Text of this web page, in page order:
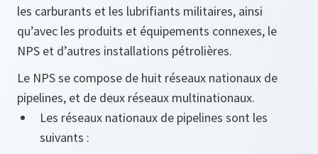
les carburants et les lubrifiants militaires, ainsi
qu’avec les produits et équipements connexes, le
NPS et d’autres installations pétrolières.
Le NPS se compose de huit réseaux nationaux de
pipelines, et de deux réseaux multinationaux.
Les réseaux nationaux de pipelines sont les
suivants :